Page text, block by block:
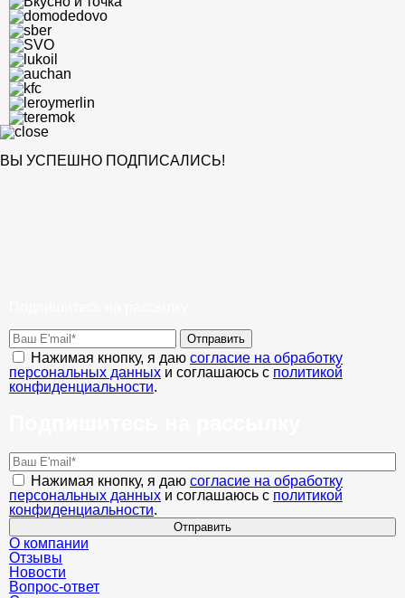
ВЫ УСПЕШНО ПОДПИСАЛИСЬ!
Отправить
Нажимая кнопку, я даю согласие на обработку
персональных данных и соглашаюсь с политикой
конфиденциальности.
Нажимая кнопку, я даю согласие на обработку
персональных данных и соглашаюсь с политикой
конфиденциальности.
Отправить
О компании
Отзывы
Новости
Вопрос-ответ